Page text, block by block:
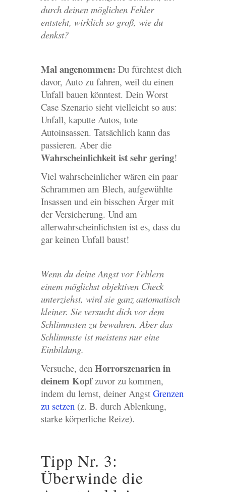
durch deinen möglichen Fehler
entsteht, wirklich so groß, wie du
denkst?
Mal angenommen: Du fürchtest dich
davor, Auto zu fahren, weil du einen
Unfall bauen könntest. Dein Worst
Case Szenario sieht vielleicht so aus:
Unfall, kaputte Autos, tote
Autoinsassen. Tatsächlich kann das
passieren. Aber die
Wahrscheinlichkeit ist sehr gering!
Viel wahrscheinlicher wären ein paar
Schrammen am Blech, aufgewühlte
Insassen und ein bisschen Ärger mit
der Versicherung. Und am
allerwahrscheinlichsten ist es, dass du
gar keinen Unfall baust!
Wenn du deine Angst vor Fehlern
einem möglichst objektiven Check
unterziehst, wird sie ganz automatisch
kleiner. Sie versucht dich vor dem
Schlimmsten zu bewahren. Aber das
Schlimmste ist meistens nur eine
Einbildung.
Versuche, den Horrorszenarien in
deinem Kopfzuvor zu kommen,
indem du lernst, deiner Angst Grenzen
zu setzen(z. B. durch Ablenkung,
starke körperliche Reize).
Tipp Nr. 3:
Überwinde die